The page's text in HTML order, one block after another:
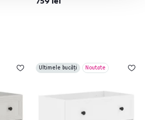
Ultimele bucăți Noutate